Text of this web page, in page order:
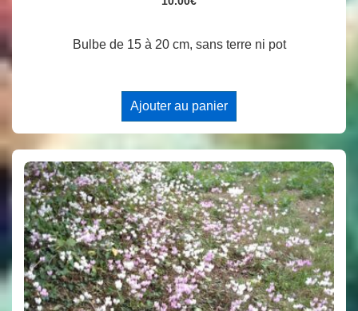
Bulbe de 15 à 20 cm, sans terre ni pot
Ajouter au panier